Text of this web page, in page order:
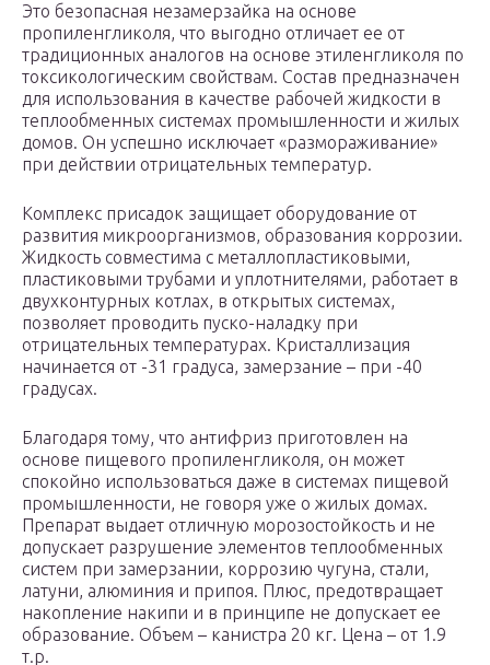
Это безопасная незамерзайка на основе
пропиленгликоля, что выгодно отличает ее от
традиционных аналогов на основе этиленгликоля по
токсикологическим свойствам. Состав предназначен
для использования в качестве рабочей жидкости в
теплообменных системах промышленности и жилых
домов. Он успешно исключает «размораживание»
при действии отрицательных температур.
Комплекс присадок защищает оборудование от
развития микроорганизмов, образования коррозии.
Жидкость совместима с металлопластиковыми,
пластиковыми трубами и уплотнителями, работает в
двухконтурных котлах, в открытых системах,
позволяет проводить пуско-наладку при
отрицательных температурах. Кристаллизация
начинается от -31 градуса, замерзание – при -40
градусах.
Благодаря тому, что антифриз приготовлен на
основе пищевого пропиленгликоля, он может
спокойно использоваться даже в системах пищевой
промышленности, не говоря уже о жилых домах.
Препарат выдает отличную морозостойкость и не
допускает разрушение элементов теплообменных
систем при замерзании, коррозию чугуна, стали,
латуни, алюминия и припоя. Плюс, предотвращает
накопление накипи и в принципе не допускает ее
образование. Объем – канистра 20 кг. Цена – от 1.9
т.р.